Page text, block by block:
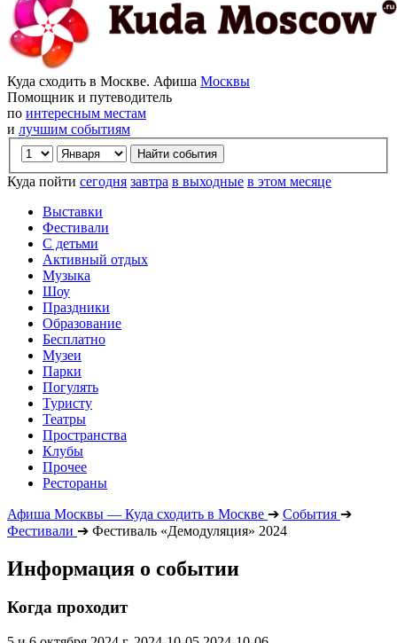
Куда сходить в Москве. Афиша Москвы
Помощник и путеводитель
по интересным местам
и лучшим событиям
Куда пойти сегодня завтра в выходные в этом месяце
Выставки
Фестивали
С детьми
Активный отдых
Музыка
Шоу
Праздники
Образование
Бесплатно
Музеи
Парки
Погулять
Туристу
Театры
Пространства
Клубы
Прочее
Рестораны
Афиша Москвы — Куда сходить в Москве ➔ События ➔
Фестивали ➔ Фестиваль «Демодуляция» 2024
Информация о событии
Когда проходит